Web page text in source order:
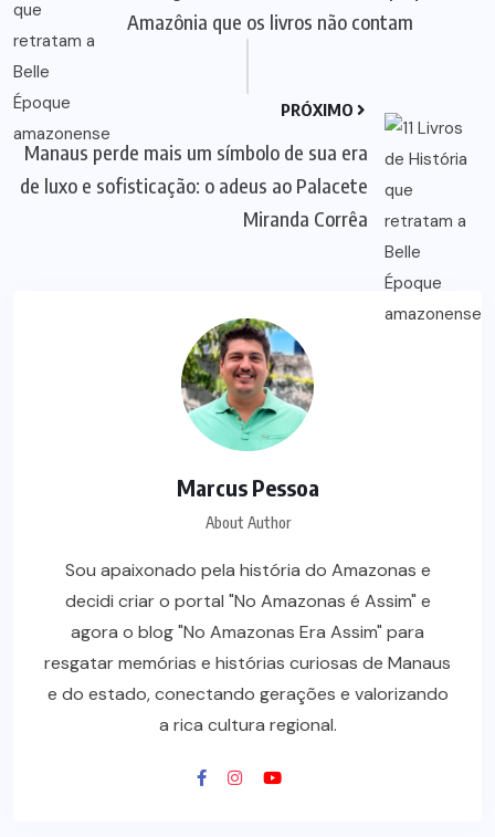
Amazônia que os livros não contam
PRÓXIMO
Manaus perde mais um símbolo de sua era
de luxo e sofisticação: o adeus ao Palacete
Miranda Corrêa
Marcus Pessoa
About Author
Sou apaixonado pela história do Amazonas e
decidi criar o portal "No Amazonas é Assim" e
agora o blog "No Amazonas Era Assim" para
resgatar memórias e histórias curiosas de Manaus
e do estado, conectando gerações e valorizando
a rica cultura regional.